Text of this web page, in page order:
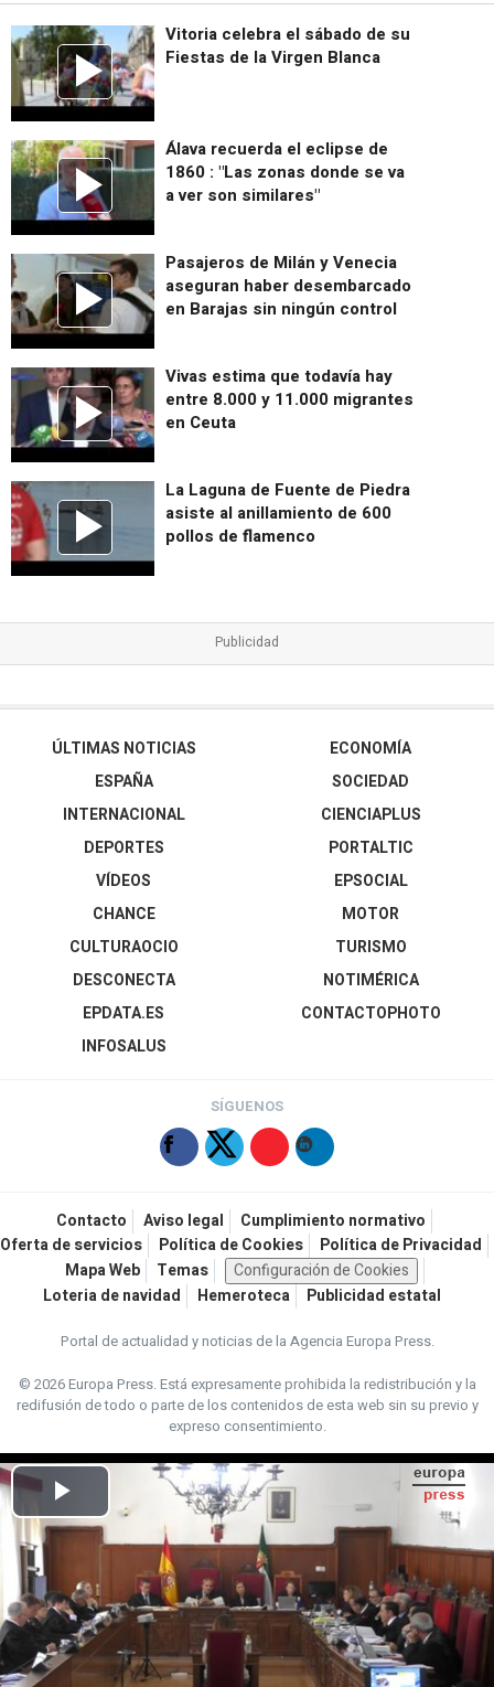
Vitoria celebra el sábado de su
Fiestas de la Virgen Blanca
Álava recuerda el eclipse de
1860 : "Las zonas donde se va
a ver son similares"
Pasajeros de Milán y Venecia
aseguran haber desembarcado
en Barajas sin ningún control
Vivas estima que todavía hay
entre 8.000 y 11.000 migrantes
en Ceuta
La Laguna de Fuente de Piedra
asiste al anillamiento de 600
pollos de flamenco
ÚLTIMAS NOTICIAS
ESPAÑA
INTERNACIONAL
DEPORTES
VÍDEOS
ECONOMÍA
SOCIEDAD
CIENCIAPLUS
PORTALTIC
EPSOCIAL
CHANCE
CULTURAOCIO
DESCONECTA
EPDATA.ES
INFOSALUS
MOTOR
TURISMO
NOTIMÉRICA
CONTACTOPHOTO
SÍGUENOS
Contacto Aviso legal
Cumplimiento normativo
Oferta de servicios
Política de Cookies
Política de Privacidad
Mapa Web
Temas
Configuración de Cookies
Loteria de navidad
Hemeroteca Publicidad estatal
Portal de actualidad y noticias de la Agencia Europa Press.
© 2026 Europa Press.Está expresamente prohibida la redistribución y la
redifusión de todo o parte de los contenidos de esta web sin su previo y
expreso consentimiento.